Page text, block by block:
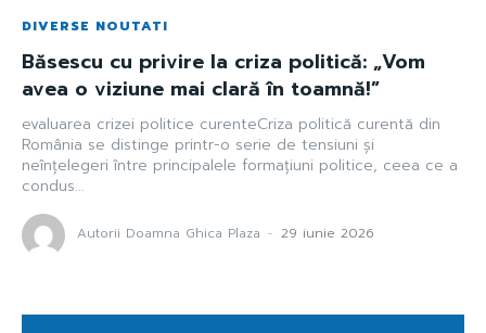
DIVERSE NOUTATI
Băsescu cu privire la criza politică: „Vom
avea o viziune mai clară în toamnă!”
evaluarea crizei politice curenteCriza politică curentă din
România se distinge printr-o serie de tensiuni și
neînțelegeri între principalele formațiuni politice, ceea ce a
condus...
Autorii Doamna Ghica Plaza - 29 iunie 2026